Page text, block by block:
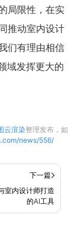
局限性，在实
推动室内设计
们有理由相信
域发挥更大的
云渲染整理发布，如
news/556/
下一篇
室内设计师打造
的AI工具